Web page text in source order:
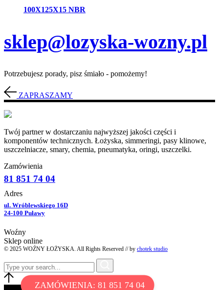
ZAMÓWIENIA: 81 851 74 04
100X125X15 NBR
sklep@lozyska-wozny.pl
Potrzebujesz porady, pisz śmiało - pomożemy!
ZAPRASZAMY
Twój partner w dostarczaniu najwyższej jakości części i
komponentów technicznych. Łożyska, simmeringi, pasy klinowe,
uszczelniacze, smary, chemia, pneumatyka, oringi, uszczelki.
Zamówienia
81 851 74 04
Adres
ul. Wróblewskiego 16D
24-100 Puławy
Woźny
Sklep online
© 2025 WOŹNY ŁOŻYSKA. All Rights Reserved // by chotek studio